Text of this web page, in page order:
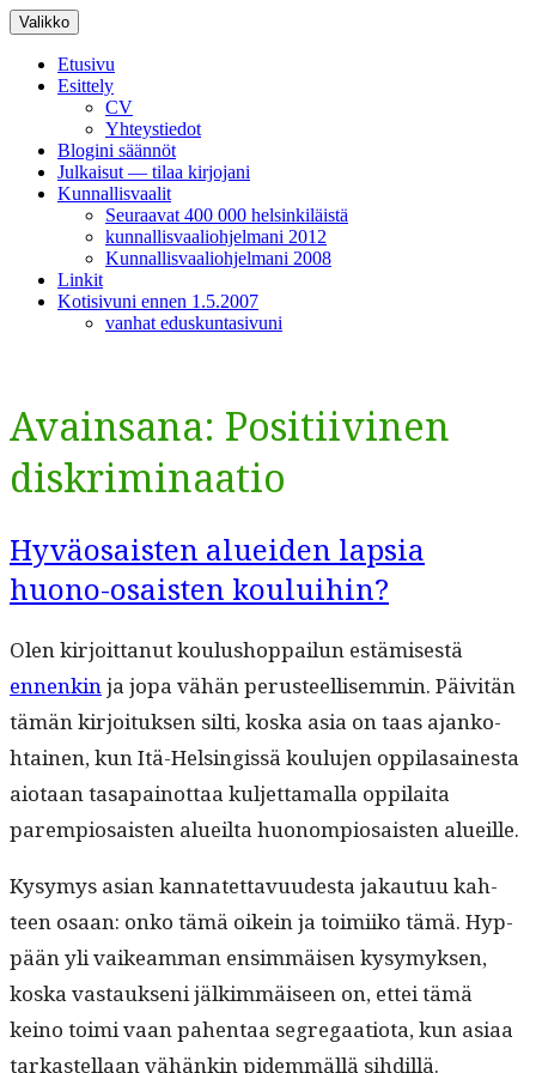
Siirry
sisältöön
Valikko
Etusivu
Esittely
CV
Yhteystiedot
Blogini säännöt
Julkaisut — tilaa kirjojani
Kunnallisvaalit
Seuraavat 400 000 helsinkiläistä
kunnallisvaaliohjelmani 2012
Kunnallisvaaliohjelmani 2008
Linkit
Kotisivuni ennen 1.5.2007
vanhat eduskuntasivuni
Avainsana: Positiivinen
diskriminaatio
Hyväosaisten alueiden lapsia
huono-osaisten kouluihin?
Olen kir­joit­tanut koulushop­pailun estämis­es­tä
ennenkinja jopa vähän perus­teel­lisem­min. Päiv­itän
tämän kir­joituk­sen silti, kos­ka asia on taas ajanko­
htainen, kun Itä-Helsingis­sä koulu­jen oppi­la­saines­ta
aio­taan tas­apain­ot­taa kul­jet­ta­mal­la oppi­lai­ta
parem­pio­sais­ten alueil­ta huonom­pio­sais­ten alueille.
Kysymys asian kan­natet­tavu­ud­es­ta jakau­tuu kah­
teen osaan: onko tämä oikein ja toimi­iko tämä. Hyp­
pään yli vaikeam­man ensim­mäisen kysymyk­sen,
kos­ka vas­tauk­seni jälkim­mäiseen on, ettei tämä
keino toi­mi vaan pahen­taa seg­re­gaa­tio­ta, kun asi­aa
tarkastel­laan vähänkin pidem­mäl­lä sihdillä.